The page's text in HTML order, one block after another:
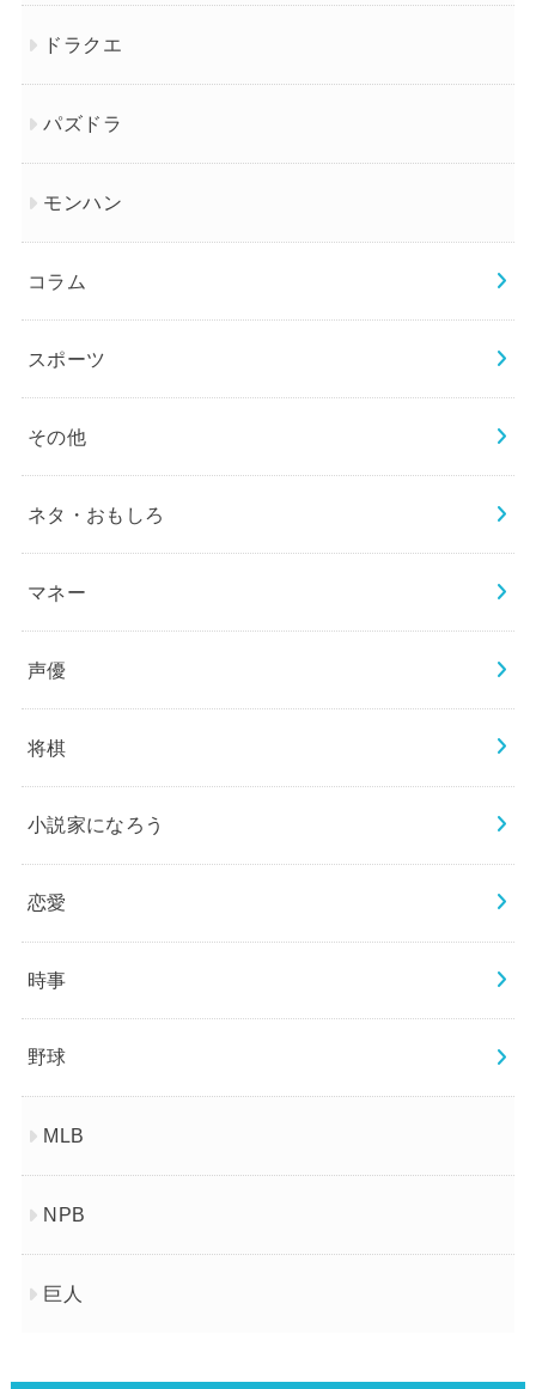
ドラクエ
パズドラ
モンハン
コラム
スポーツ
その他
ネタ・おもしろ
マネー
声優
将棋
小説家になろう
恋愛
時事
野球
MLB
NPB
巨人